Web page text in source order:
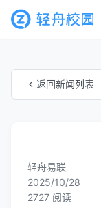
返回新闻列表
轻舟易联
2025/10/28
2727 阅读